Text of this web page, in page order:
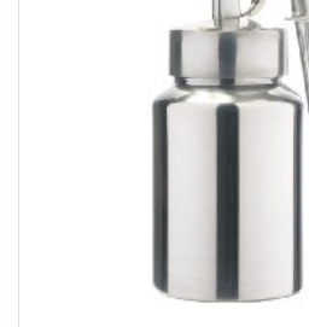
Ela é a ferramenta especialista
portabilidade e trabalhos de
Tê-la no carro de serviço é
Mas na cabine de pintura, para
um veículo ou a laqueação de